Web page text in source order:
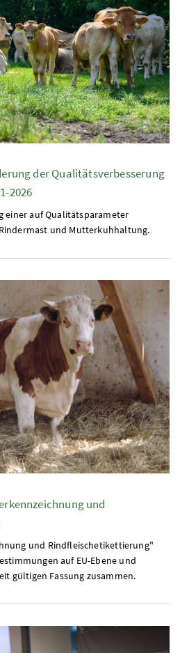
der Qualitätsverbesserung
2026
einer auf Qualitätsparameter
und Mutterkuhhaltung.
und
und Rindfleischetikettierung"
auf EU-Ebene und
gültigen Fassung zusammen.